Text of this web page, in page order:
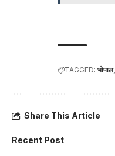
TAGGED: भोपाल
Share This Article
Recent Post